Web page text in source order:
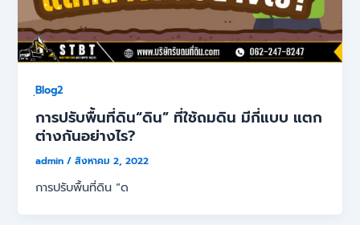
ฺBlog2
การปรับพื้นที่ดิน“ดิน” ที่ใช้ถมดิน มีกี่แบบ แตก
ต่างกันอย่างไร?
admin/สิงหาคม 2, 2022
การปรับพื้นที่ดิน “ด